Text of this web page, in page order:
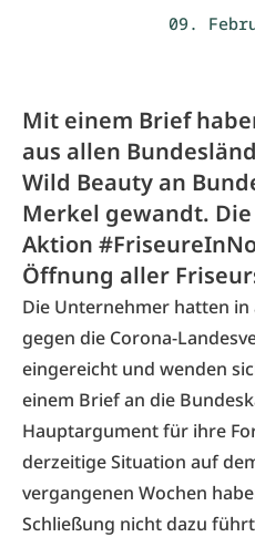
09.
Mit einem Brief
aus allen
Wild Beauty an
Merkel gewandt.
Aktion
Öffnung aller
Die Unternehmer hatten
gegen die Corona-
eingereicht und wenden
einem Brief an die
Hauptargument für ihre
derzeitige Situation auf
vergangenen Wochen
Schließung nicht dazu